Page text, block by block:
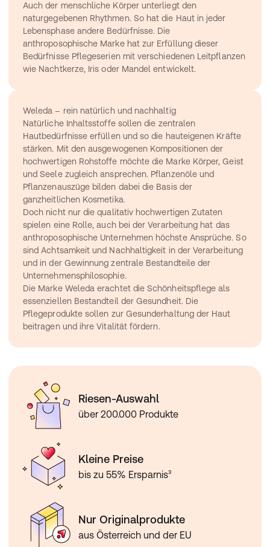
Auch der menschliche Körper unterliegt den
naturgegebenen Rhythmen. So hat die Haut in jeder
Lebensphase andere Bedürfnisse. Die
anthroposophische Marke hat zur Erfüllung dieser
Bedürfnisse Pflegeserien mit verschiedenen Leitpflanzen
wie Nachtkerze, Iris oder Mandel entwickelt.
Weleda – rein natürlich und nachhaltig
Natürliche Inhaltsstoffe sollen die zentralen
Hautbedürfnisse erfüllen und so die hauteigenen Kräfte
stärken. Mit den ausgewogenen Kompositionen der
hochwertigen Rohstoffe möchte die Marke Körper, Geist
und Seele zugleich ansprechen. Pflanzenöle und
Pflanzenauszüge bilden dabei die Basis der
ganzheitlichen Kosmetika.
Doch nicht nur die qualitativ hochwertigen Zutaten
spielen eine Rolle, auch bei der Verarbeitung hat das
anthroposophische Unternehmen höchste Ansprüche. So
sind Achtsamkeit und Nachhaltigkeit in der Verarbeitung
und in der Gewinnung zentrale Bestandteile der
Unternehmensphilosophie.
Die Marke Weleda erachtet die Schönheitspflege als
essenziellen Bestandteil der Gesundheit. Die
Pflegeprodukte sollen zur Gesunderhaltung der Haut
beitragen und ihre Vitalität fördern.
Riesen-Auswahl
über 200.000 Produkte
Kleine Preise
bis zu 55% Ersparnis³
Nur Originalprodukte
aus Österreich und der EU